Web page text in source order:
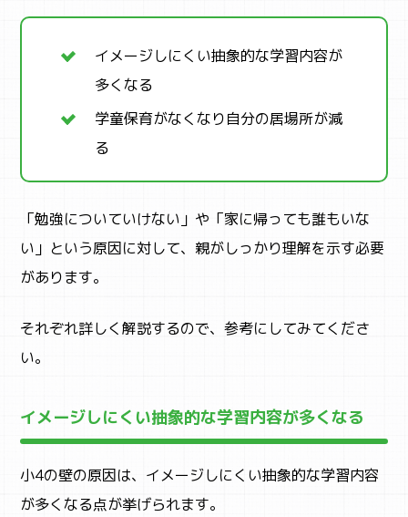
キャンプ・自然体験
CAMP
イメージしにくい抽象的な学習内容が
多くなる
学童保育がなくなり自分の居場所が減
る
「勉強についていけない」や「家に帰っても誰もいな
い」という原因に対して、親がしっかり理解を示す必要
があります。
それぞれ詳しく解説するので、参考にしてみてくださ
い。
イメージしにくい抽象的な学習内容が多くなる
小4の壁の原因は、イメージしにくい抽象的な学習内容
が多くなる点が挙げられます。